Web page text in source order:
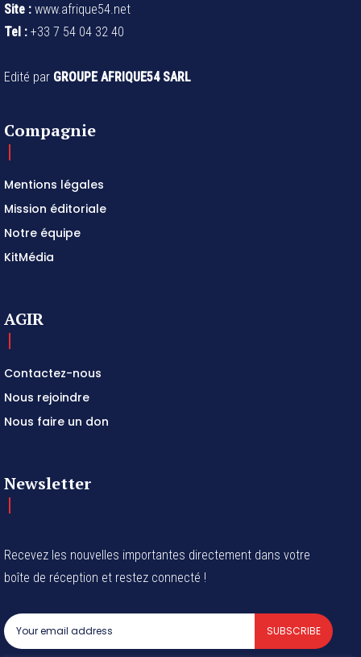
Site : www.afrique54.net
Tel : +33 7 54 04 32 40
Edité par GROUPE AFRIQUE54 SARL
Compagnie
Mentions légales
Mission éditoriale
Notre équipe
KitMédia
AGIR
Contactez-nous
Nous rejoindre
Nous faire un don
Newsletter
Recevez les nouvelles importantes directement dans votre
boîte de réception et restez connecté !
SUBSCRIBE